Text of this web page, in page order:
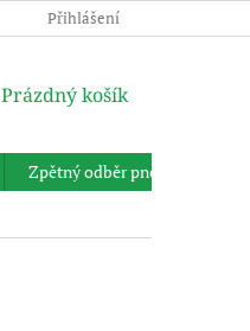
Přihlášení
NÁKUPNÍ
Prázdný košík
Zpětný odběr pneumatik